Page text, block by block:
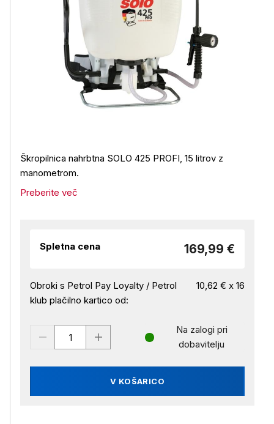
Škropilnica nahrbtna SOLO 425 PROFI, 15 litrov z
manometrom.
Preberite več
Spletna cena 169,99 €
Obroki s Petrol Pay Loyalty / Petrol
klub plačilno kartico od:
10,62 € x 16
V KOŠARICO
Na zalogi pri
dobavitelju